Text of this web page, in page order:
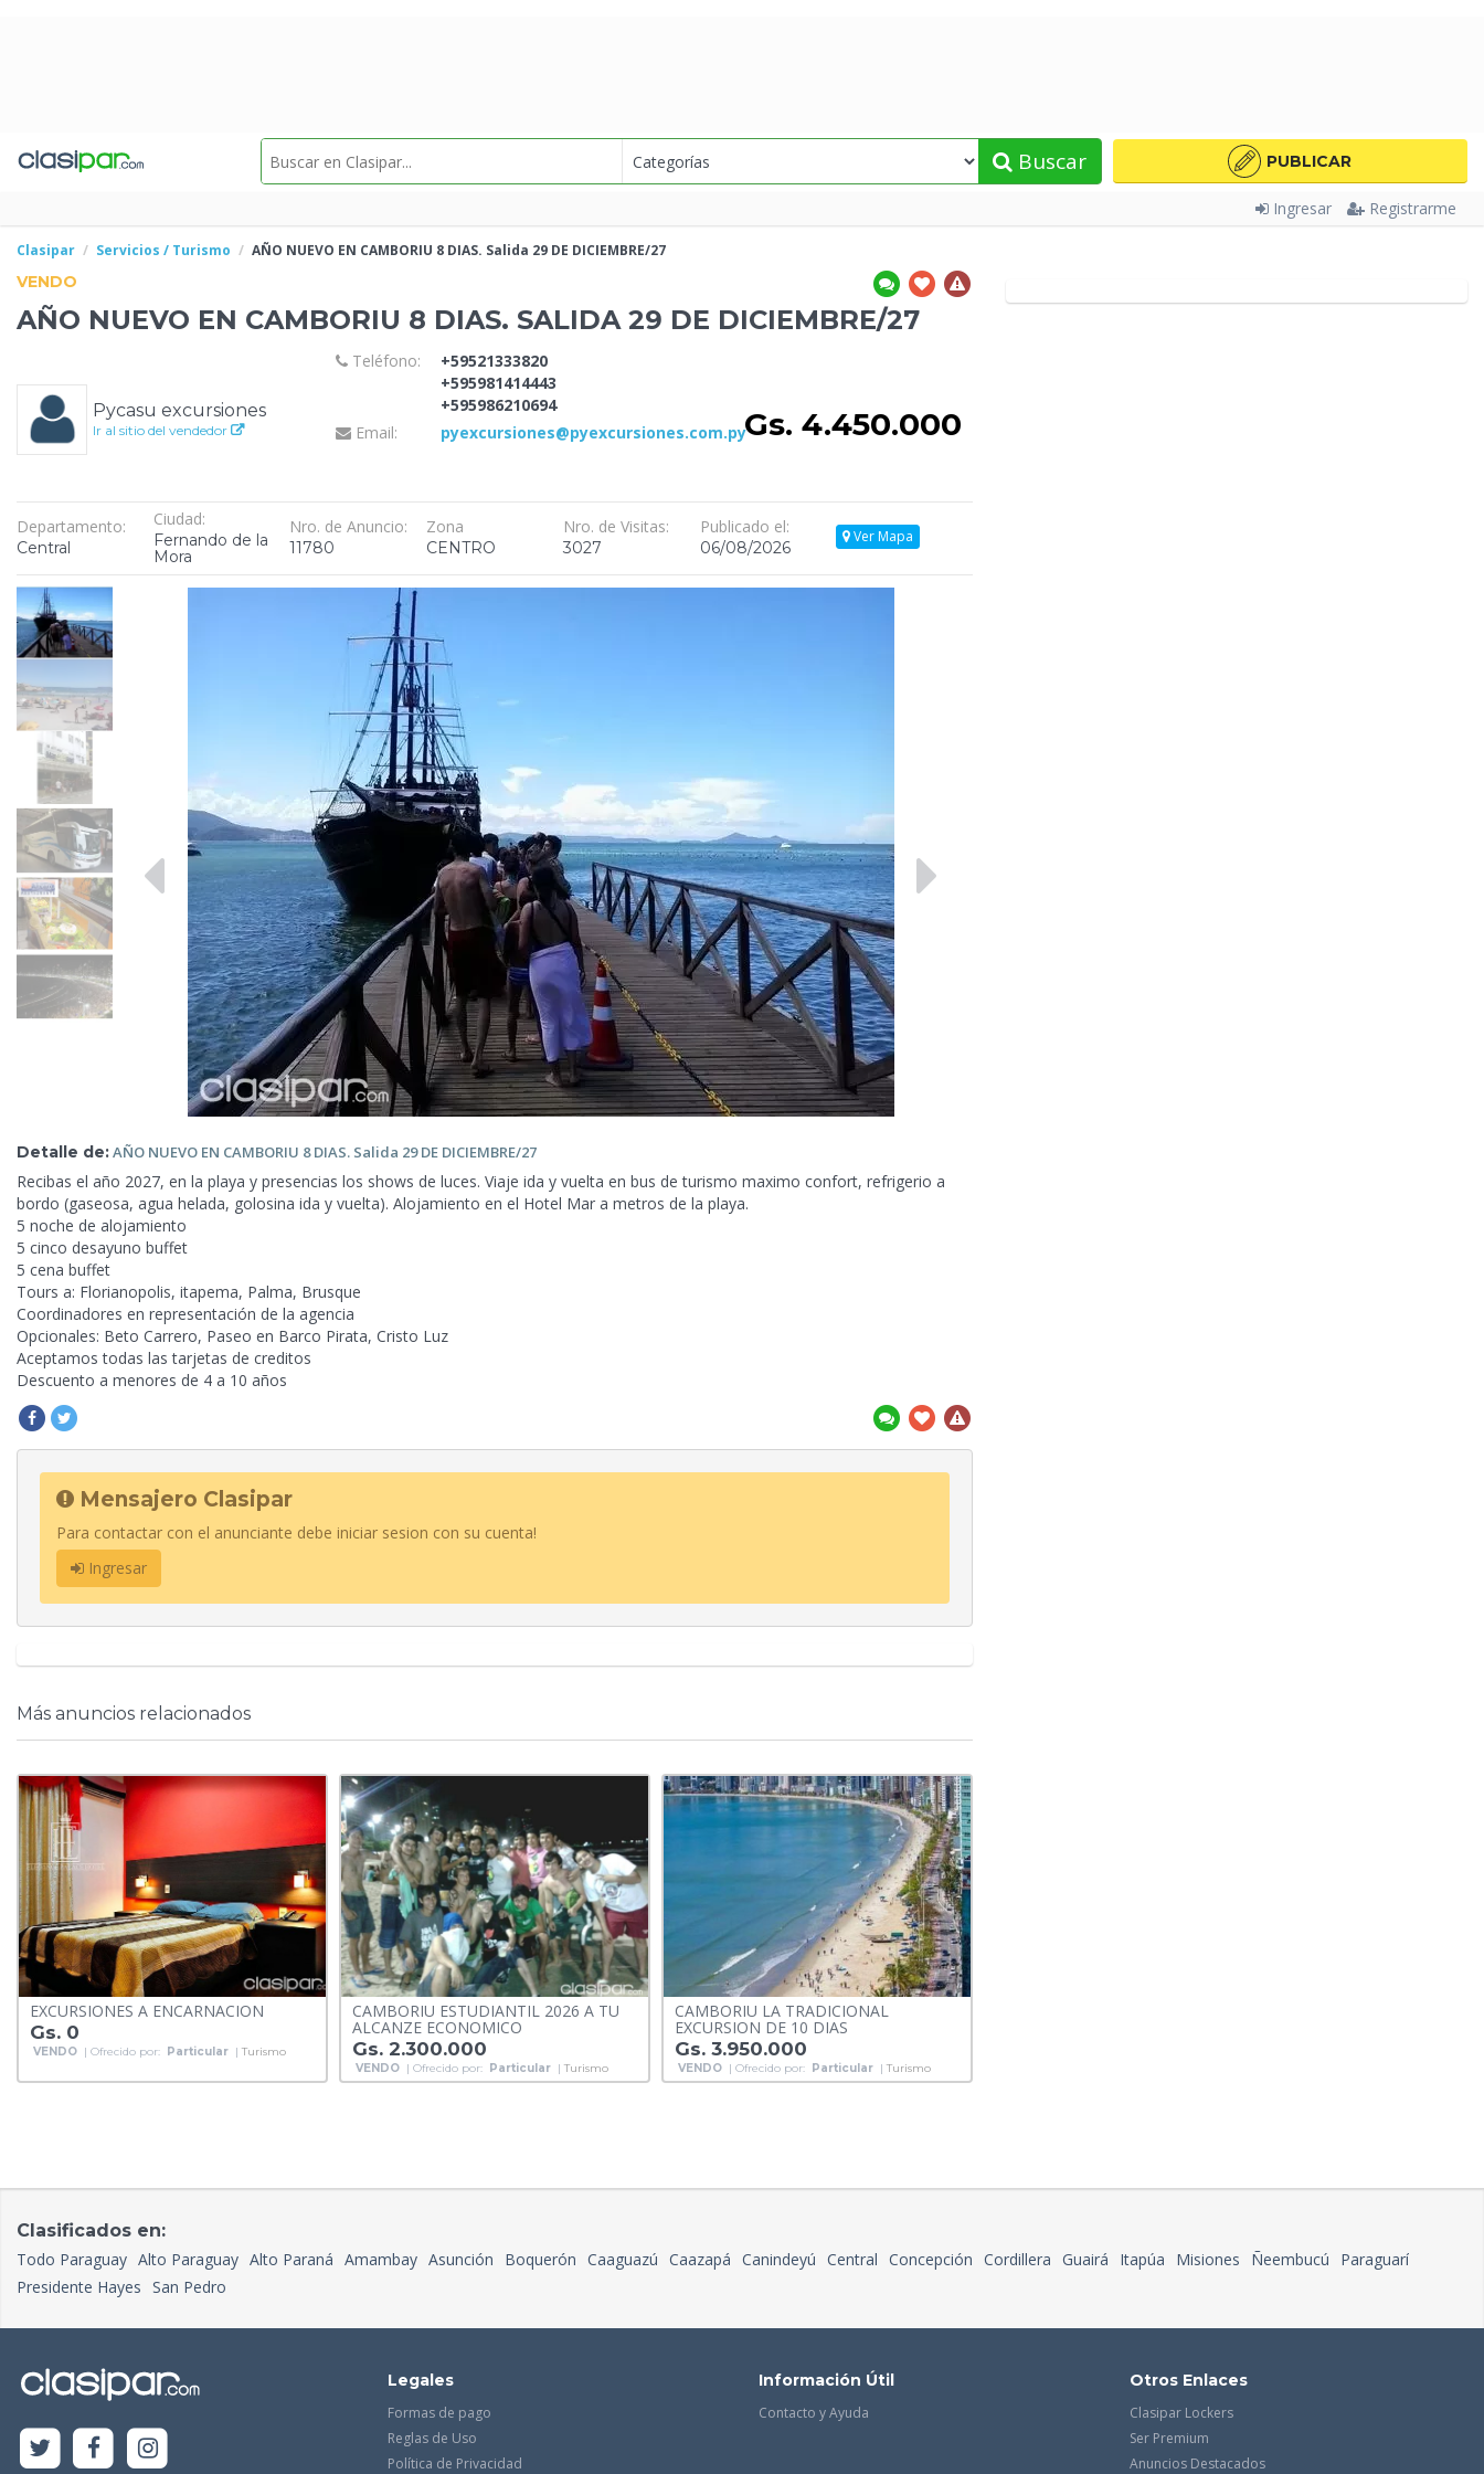
Buscar PUBLICAR
Ingresar Registrarme
Clasipar Servicios / Turismo AÑO NUEVO EN CAMBORIU 8 DIAS. Salida 29 DE DICIEMBRE/27
VENDO
AÑO NUEVO EN CAMBORIU 8 DIAS. SALIDA 29 DE DICIEMBRE/27
Pycasu excursiones
Ir al sitio del vendedor
Teléfono:
+59521333820
+595981414443
+595986210694
Email:
pyexcursiones@pyexcursiones.com.pyGs. 4.450.000
Departamento:
Central
Ciudad:
Fernando de la
Mora
Nro. de Anuncio:
11780
Zona
CENTRO
Nro. de Visitas:
3027
Publicado el:
06/08/2026
Ver Mapa
Detalle de:AÑO NUEVO EN CAMBORIU 8 DIAS. Salida 29 DE DICIEMBRE/27
Recibas el año 2027, en la playa y presencias los shows de luces. Viaje ida y vuelta en bus de turismo maximo confort, refrigerio a
bordo (gaseosa, agua helada, golosina ida y vuelta). Alojamiento en el Hotel Mar a metros de la playa.
5 noche de alojamiento
5 cinco desayuno buffet
5 cena buffet
Tours a: Florianopolis, itapema, Palma, Brusque
Coordinadores en representación de la agencia
Opcionales: Beto Carrero, Paseo en Barco Pirata, Cristo Luz
Aceptamos todas las tarjetas de creditos
Descuento a menores de 4 a 10 años
Mensajero Clasipar
Para contactar con el anunciante debe iniciar sesion con su cuenta!
Ingresar
Más anuncios relacionados
EXCURSIONES A ENCARNACION
Gs. 0
VENDO | Ofrecido por: Particular | Turismo
CAMBORIU ESTUDIANTIL 2026 A TU
ALCANZE ECONOMICO
Gs. 2.300.000
VENDO | Ofrecido por: Particular | Turismo
CAMBORIU LA TRADICIONAL
EXCURSION DE 10 DIAS
Gs. 3.950.000
VENDO | Ofrecido por: Particular | Turismo
Clasificados en:
Todo Paraguay Alto Paraguay Alto Paraná Amambay Asunción Boquerón Caaguazú Caazapá Canindeyú Central Concepción Cordillera Guairá Itapúa Misiones Ñeembucú
Paraguarí
Presidente Hayes San Pedro
Legales
Formas de pago
Reglas de Uso
Política de Privacidad
Información Útil
Contacto y Ayuda
Otros Enlaces
Clasipar Lockers
Ser Premium
Anuncios Destacados